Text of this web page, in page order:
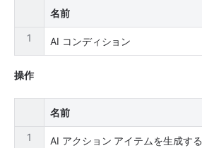
名前
1 AI コンディション
操作
名前
1 AI アクション アイテムを生成する